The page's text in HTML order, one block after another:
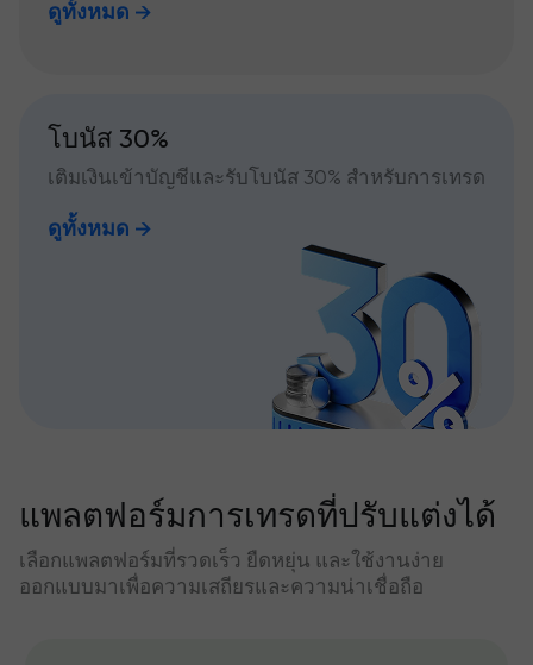
ดูทั้งหมด
โบนัส 30%
เติมเงินเข้าบัญชีและรับโบนัส 30% สำหรับการเทรด
ดูทั้งหมด
แพลตฟอร์มการเทรดที่ปรับแต่งได้
เลือกแพลตฟอร์มที่รวดเร็ว ยืดหยุ่น และใช้งานง่าย
ออกแบบมาเพื่อความเสถียรและความน่าเชื่อถือ